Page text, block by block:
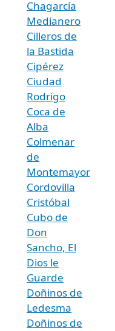
Chagarcía
Medianero
Cilleros de
la Bastida
Cipérez
Ciudad
Rodrigo
Coca de
Alba
Colmenar
de
Montemayor
Cordovilla
Cristóbal
Cubo de
Don
Sancho, El
Dios le
Guarde
Doñinos de
Ledesma
Doñinos de